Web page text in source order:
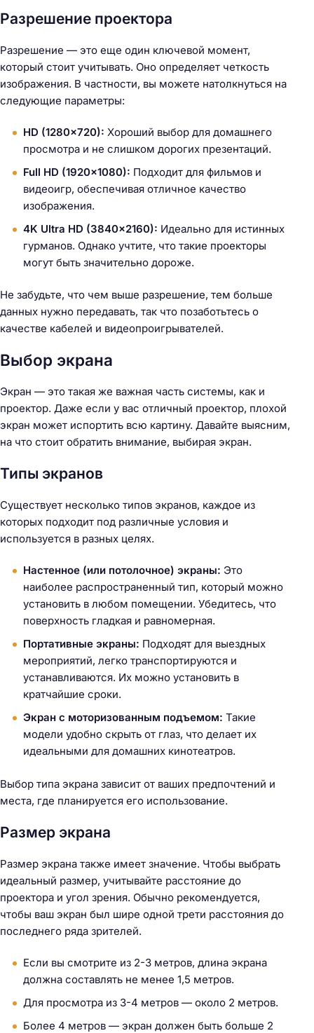
Разрешение проектора
Разрешение — это еще один ключевой момент,
который стоит учитывать. Оно определяет четкость
изображения. В частности, вы можете натолкнуться на
следующие параметры:
HD (1280×720): Хороший выбор для домашнего
просмотра и не слишком дорогих презентаций.
Full HD (1920×1080): Подходит для фильмов и
видеоигр, обеспечивая отличное качество
изображения.
4K Ultra HD (3840×2160): Идеально для истинных
гурманов. Однако учтите, что такие проекторы
могут быть значительно дороже.
Не забудьте, что чем выше разрешение, тем больше
данных нужно передавать, так что позаботьтесь о
качестве кабелей и видеопроигрывателей.
Выбор экрана
Экран — это такая же важная часть системы, как и
проектор. Даже если у вас отличный проектор, плохой
экран может испортить всю картину. Давайте выясним,
на что стоит обратить внимание, выбирая экран.
Типы экранов
Существует несколько типов экранов, каждое из
которых подходит под различные условия и
используется в разных целях.
Настенное (или потолочное) экраны: Это
наиболее распространенный тип, который можно
установить в любом помещении. Убедитесь, что
поверхность гладкая и равномерная.
Портативные экраны: Подходят для выездных
мероприятий, легко транспортируются и
устанавливаются. Их можно установить в
кратчайшие сроки.
Экран с моторизованным подъемом: Такие
модели удобно скрыть от глаз, что делает их
идеальными для домашних кинотеатров.
Выбор типа экрана зависит от ваших предпочтений и
места, где планируется его использование.
Размер экрана
Размер экрана также имеет значение. Чтобы выбрать
идеальный размер, учитывайте расстояние до
проектора и угол зрения. Обычно рекомендуется,
чтобы ваш экран был шире одной трети расстояния до
последнего ряда зрителей.
Если вы смотрите из 2-3 метров, длина экрана
должна составлять не менее 1,5 метров.
Для просмотра из 3-4 метров — около 2 метров.
Более 4 метров — экран должен быть больше 2